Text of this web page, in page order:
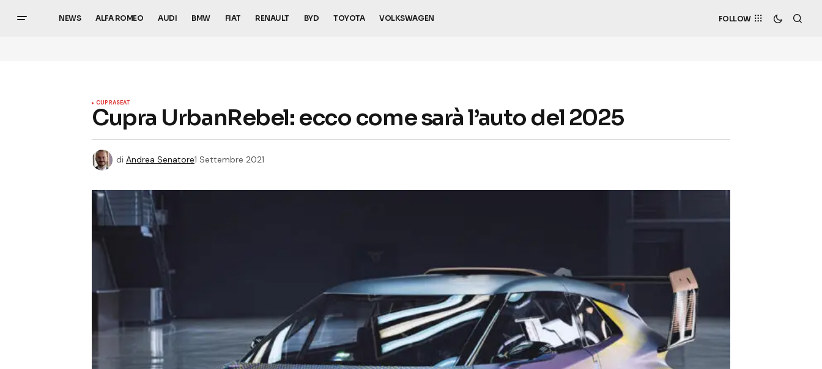
NEWS ALFA ROMEO AUDI BMW FIAT RENAULT BYD TOYOTA VOLKSWAGEN FOLLOW
CUPRASEAT
Cupra UrbanRebel: ecco come sarà l’auto del 2025
di Andrea Senatore1 Settembre 2021